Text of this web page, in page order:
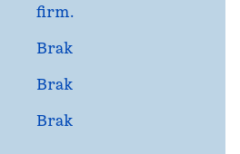
firm.
Brak
Brak
Brak